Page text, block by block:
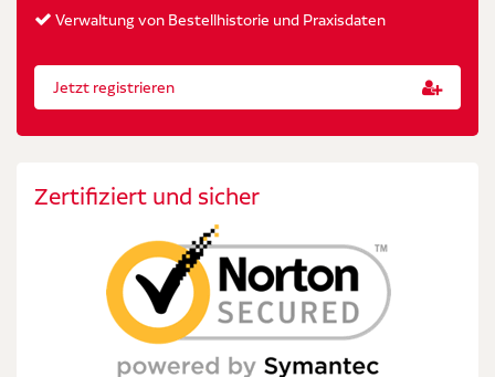
Verwaltung von Bestellhistorie und Praxisdaten
Jetzt registrieren
Zertifiziert und sicher